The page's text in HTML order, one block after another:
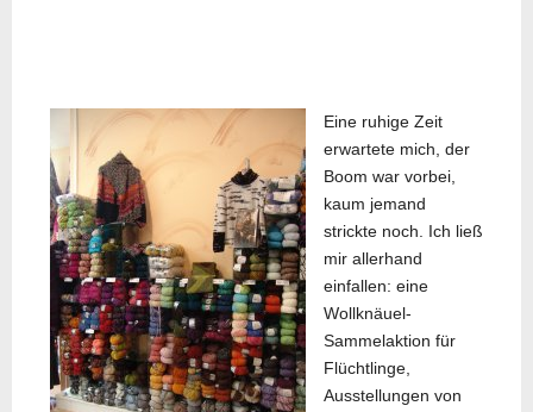
Eine ruhige Zeit
erwartete mich, der
Boom war vorbei,
kaum jemand
strickte noch. Ich ließ
mir allerhand
einfallen: eine
Wollknäuel-
Sammelaktion für
Flüchtlinge,
Ausstellungen von